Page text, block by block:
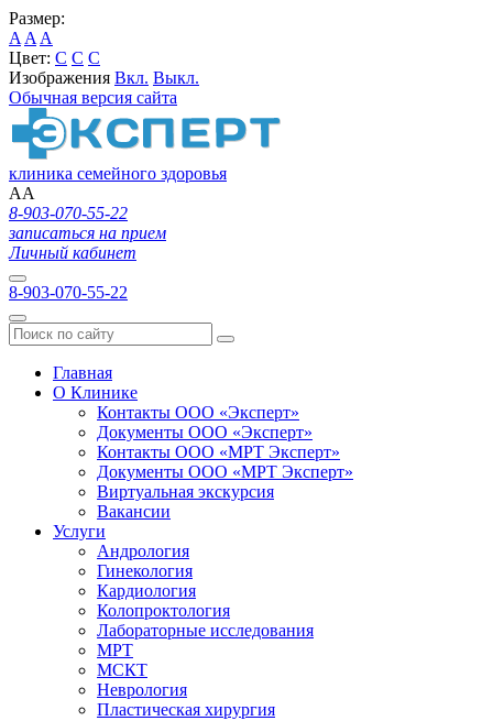
Размер:
A A A
Цвет: C C C
Изображения Вкл. Выкл.
Обычная версия сайта
клиника семейного здоровья
AA
8-903-070-55-22
записаться на прием
Личный кабинет
8-903-070-55-22
Главная
О Клинике
Контакты ООО «Эксперт»
Документы ООО «Эксперт»
Контакты ООО «МРТ Эксперт»
Документы ООО «МРТ Эксперт»
Виртуальная экскурсия
Вакансии
Услуги
Андрология
Гинекология
Кардиология
Колопроктология
Лабораторные исследования
МРТ
МСКТ
Неврология
Пластическая хирургия